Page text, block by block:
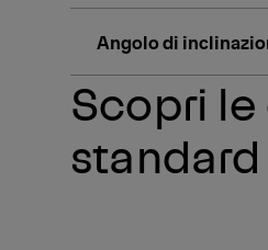
Angolo di
Scopri
standard